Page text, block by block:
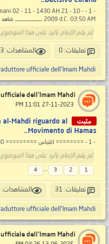
02 - 11 - 1430 AH 21 - 10 -
2009 d.C. 03:50 AM ــــــــــــــــــ
شاهد
لم يقم الإمام بالرد على هذا الموضوع
تعليقات: 0 المشاهدات: 63,703
ufficiale dell'Imam Mahdi
ufficiale dell'Imam Mahdi
مثبت
Mahdi riguardo al
Movimento di Hamas..
- 1 - ======== اقتباس ========= 435380
لم يقم الإمام بالرد على هذا الموضوع
1
2
3
...
4
تعليقات: 31 المشاهدات: 206,264
ufficiale dell'Imam Mahdi
ufficiale dell'Imam Mahdi